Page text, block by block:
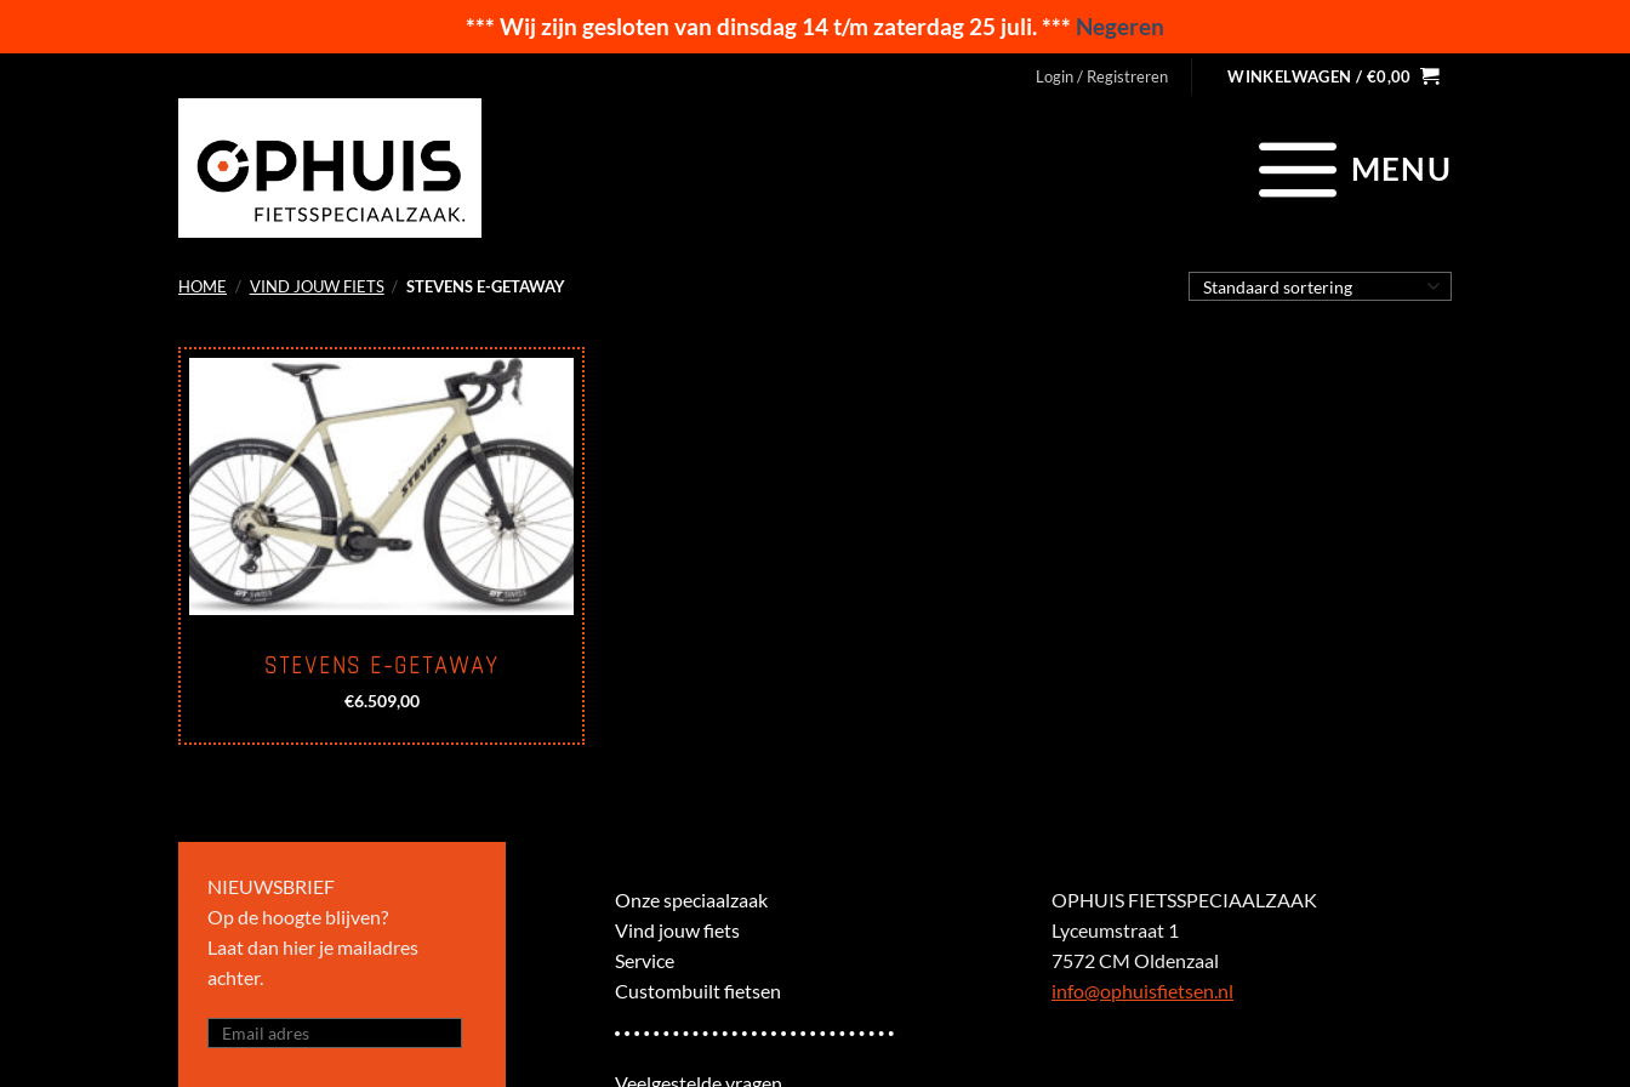
*** Wij zijn gesloten van dinsdag 14 t/m zaterdag 25 juli. *** Negeren
Login / Registreren WINKELWAGEN / €0,00
MENU
HOME / VIND JOUW FIETS / STEVENS E-GETAWAY
STEVENS E-GETAWAY
€6.509,00
NIEUWSBRIEF
Op de hoogte blijven?
Laat dan hier je mailadres
achter.
Onze speciaalzaak
Vind jouw fiets
Service
Custombuilt fietsen
OPHUIS FIETSSPECIAALZAAK
Lyceumstraat 1
7572 CM Oldenzaal
info@ophuisfietsen.nl